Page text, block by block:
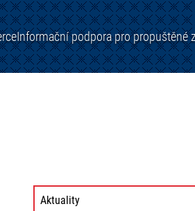
Informační podpora pro propuštěné
Aktuality